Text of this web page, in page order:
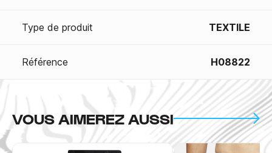
Type de produit TEXTILE
Référence H08822
VOUS AIMEREZ AUSSI